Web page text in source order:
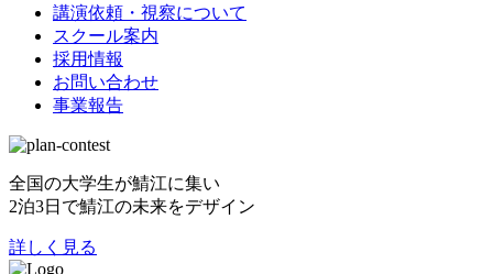
講演依頼・視察について
スクール案内
採用情報
お問い合わせ
事業報告
全国の大学生が鯖江に集い
2泊3日で鯖江の未来をデザイン
詳しく見る